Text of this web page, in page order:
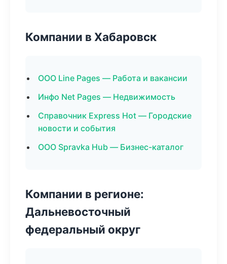
Компании в Хабаровск
ООО Line Pages — Работа и вакансии
Инфо Net Pages — Недвижимость
Справочник Express Hot — Городские
новости и события
ООО Spravka Hub — Бизнес-каталог
Компании в регионе:
Дальневосточный
федеральный округ